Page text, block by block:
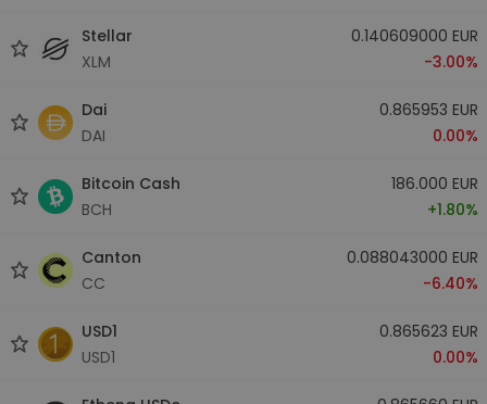
Stellar
XLM
0.140609000 EUR
-3.00%
Dai
DAI
0.865953 EUR
0.00%
Bitcoin Cash
BCH
186.000 EUR
+1.80%
Canton
CC
0.088043000 EUR
-6.40%
USD1
USD1
0.865623 EUR
0.00%